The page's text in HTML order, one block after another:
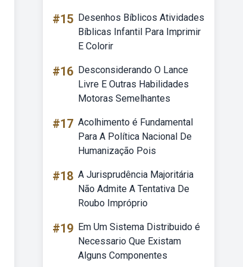
#15 Desenhos Bíblicos Atividades
Bíblicas Infantil Para Imprimir
E Colorir
#16 Desconsiderando O Lance
Livre E Outras Habilidades
Motoras Semelhantes
#17 Acolhimento é Fundamental
Para A Política Nacional De
Humanização Pois
#18 A Jurisprudência Majoritária
Não Admite A Tentativa De
Roubo Impróprio
#19 Em Um Sistema Distribuido é
Necessario Que Existam
Alguns Componentes